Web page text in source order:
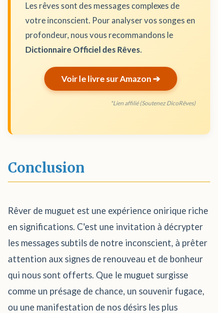
Les rêves sont des messages complexes de
votre inconscient. Pour analyser vos songes en
profondeur, nous vous recommandons le
Dictionnaire Officiel des Rêves.
Voir le livre sur Amazon ➔
*Lien affilié (Soutenez DicoRêves)
Conclusion
Rêver de muguet est une expérience onirique riche
en significations. C'est une invitation à décrypter
les messages subtils de notre inconscient, à prêter
attention aux signes de renouveau et de bonheur
qui nous sont offerts. Que le muguet surgisse
comme un présage de chance, un souvenir fugace,
ou une manifestation de nos désirs les plus